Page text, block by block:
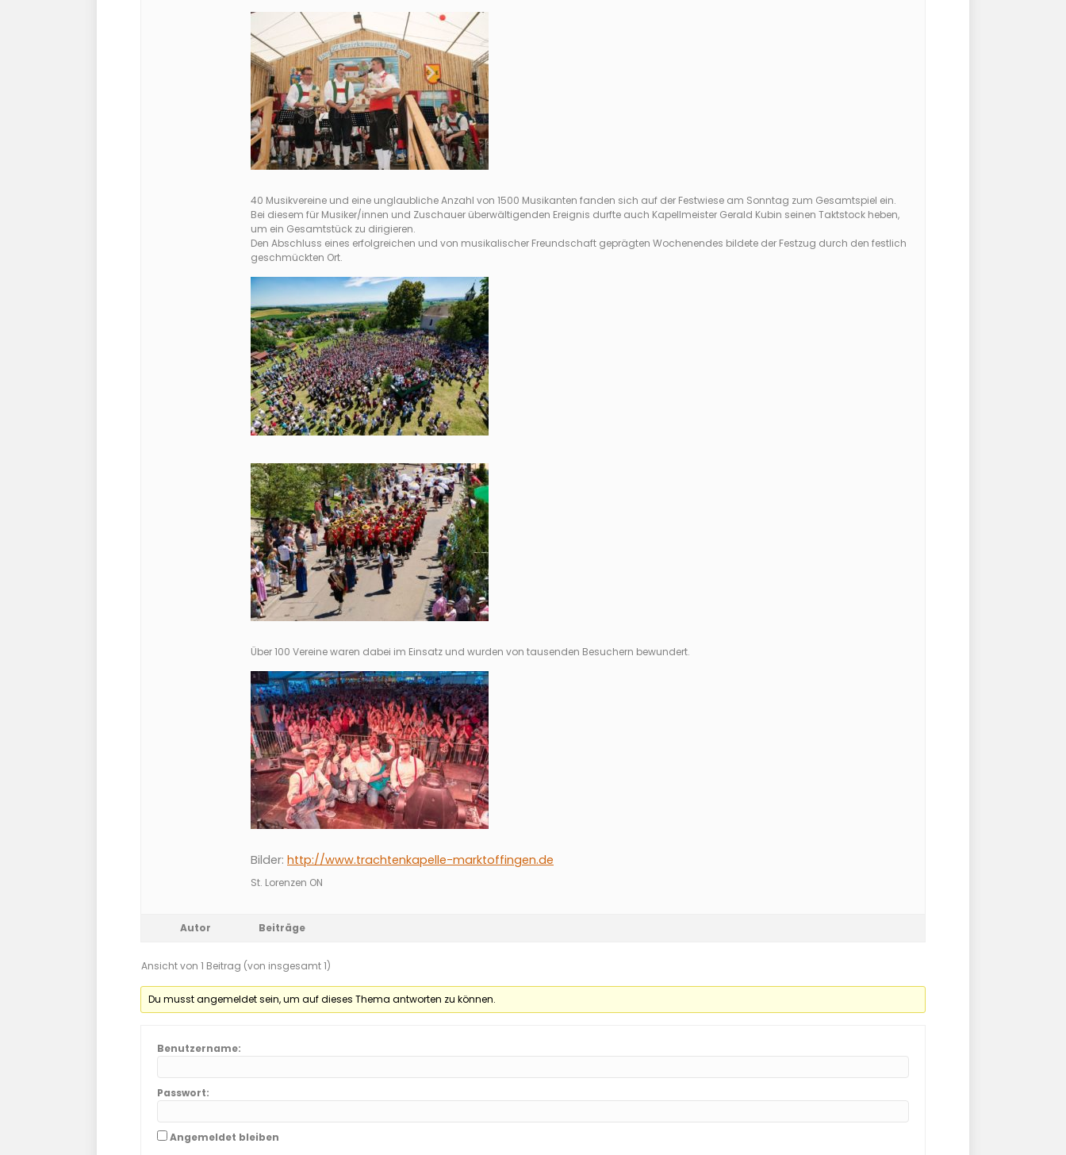
40 Musikvereine und eine unglaubliche Anzahl von 1500 Musikanten fanden sich auf der Festwiese am Sonntag zum Gesamtspiel ein.
Bei diesem für Musiker/innen und Zuschauer überwältigenden Ereignis durfte auch Kapellmeister Gerald Kubin seinen Taktstock heben,
um ein Gesamtstück zu dirigieren.
Den Abschluss eines erfolgreichen und von musikalischer Freundschaft geprägten Wochenendes bildete der Festzug durch den festlich
geschmückten Ort.
Über 100 Vereine waren dabei im Einsatz und wurden von tausenden Besuchern bewundert.
Bilder: http://www.trachtenkapelle-marktoffingen.de
St. Lorenzen ON
Autor Beiträge
Ansicht von 1 Beitrag (von insgesamt 1)
Du musst angemeldet sein, um auf dieses Thema antworten zu können.
Benutzername:
Passwort:
Angemeldet bleiben